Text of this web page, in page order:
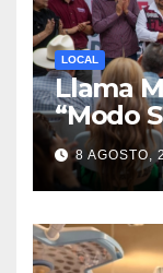
LOCAL
Llama
“Modo
León
8 AGOSTO,